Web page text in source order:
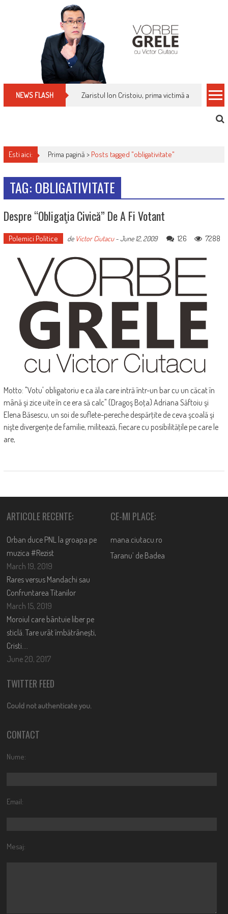
NEWS FLASH Ziaristul Ion Cristoiu, prima victimă a noi
Esti aici: Prima pagină > Posts tagged "obligativitate"
TAG: OBLIGATIVITATE
Despre “obligaţia Civică” De A Fi Votant
Polemici Politice de Victor Ciutacu-June 12, 2009 126 7288
Motto: "Votu' obligatoriu e ca ăla care intră într-un bar cu un căcat în
mână şi zice uite în ce era să calc" (Dragoş Boţa) Adriana Săftoiu şi
Elena Băsescu, un soi de suflete-pereche despărţite de ceva şcoală şi
nişte divergenţe de familie, militează, fiecare cu posibilităţile pe care le
are,
ARTICOLE RECENTE:
Orban duce PNL la groapa pe
muzica #Rezist
March 19, 2019
Rares versus Mandachi sau
Confruntarea Titanilor
March 15, 2019
Moroiul care bântuie liber pe
sticlă. Tare urât îmbătrânești,
Cristi….
June 20, 2017
CE-MI PLACE:
mana.ciutacu.ro
Taranu’ de Badea
TWITTER FEED
Could not authenticate you.
CONTACT
Nume:
Email:
Mesaj: